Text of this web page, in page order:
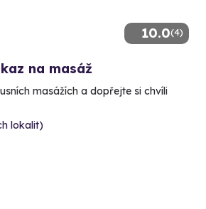
10.0(4)
na masáž
masážích a dopřejte si chvíli
lokalit)